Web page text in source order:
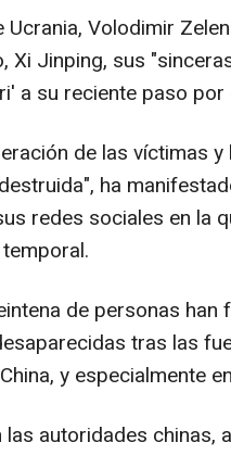
Ucrania, Volodimir
Xi Jinping, sus
a su reciente paso por
de las víctimas
ha
redes sociales en la
de personas
tras las
y especialmente
autoridades chinas,